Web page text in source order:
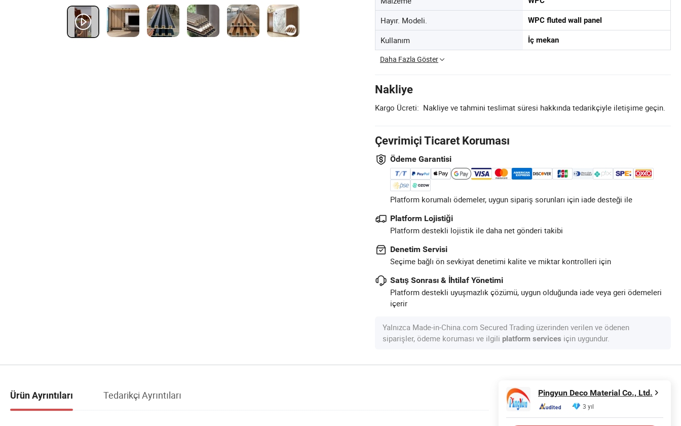
Hayır. Modeli. WPC fluted wall panel
Kullanım İç mekan
Daha Fazla Göster
Nakliye
Kargo Ücreti: Nakliye ve tahmini teslimat süresi hakkında tedarikçiyle iletişime geçin.
Çevrimiçi Ticaret Koruması
Ödeme Garantisi
Platform korumalı ödemeler, uygun sipariş sorunları için iade desteği ile
Platform Lojistiği
Platform destekli lojistik ile daha net gönderi takibi
Denetim Servisi
Seçime bağlı ön sevkiyat denetimi kalite ve miktar kontrolleri için
Satış Sonrası & İhtilaf Yönetimi
Platform destekli uyuşmazlık çözümü, uygun olduğunda iade veya geri ödemeleri
içerir
Yalnızca Made-in-China.com Secured Trading üzerinden verilen ve ödenen
siparişler, ödeme koruması ve ilgili platform services için uygundur.
Ürün Ayrıntıları Tedarikçi Ayrıntıları Pingyun Deco Material Co., Ltd.
3 yıl